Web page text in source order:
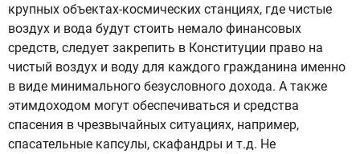
крупных объектах-космических станциях, где чистые
воздух и вода будут стоить немало финансовых
средств, следует закрепить в Конституции право на
чистый воздух и воду для каждого гражданина именно
в виде минимального безусловного дохода. А также
этимдоходом могут обеспечиваться и средства
спасения в чрезвычайных ситуациях, например,
спасательные капсулы, скафандры и т.д. Не